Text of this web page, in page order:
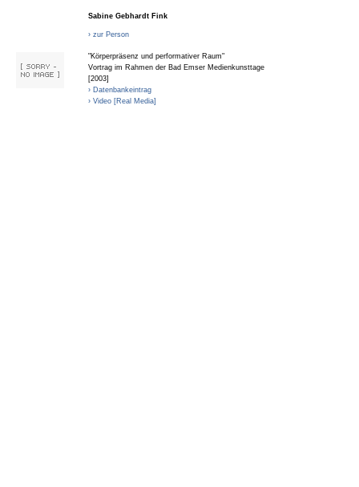
Sabine Gebhardt Fink
› zur Person
"Körperpräsenz und performativer Raum"
Vortrag im Rahmen der Bad Emser Medienkunsttage
[2003]
› Datenbankeintrag
› Video [Real Media]